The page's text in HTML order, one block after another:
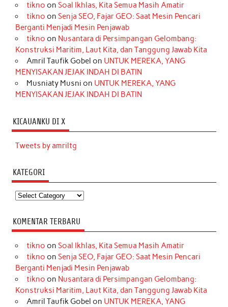
tikno on Soal Ikhlas, Kita Semua Masih Amatir
tikno on Senja SEO, Fajar GEO: Saat Mesin Pencari
Berganti Menjadi Mesin Penjawab
tikno on Nusantara di Persimpangan Gelombang:
Konstruksi Maritim, Laut Kita, dan Tanggung Jawab Kita
Amril Taufik Gobel on UNTUK MEREKA, YANG
MENYISAKAN JEJAK INDAH DI BATIN
Musniaty Musni on UNTUK MEREKA, YANG
MENYISAKAN JEJAK INDAH DI BATIN
KICAUANKU DI X
Tweets by amriltg
KATEGORI
Kategori
KOMENTAR TERBARU
tikno on Soal Ikhlas, Kita Semua Masih Amatir
tikno on Senja SEO, Fajar GEO: Saat Mesin Pencari
Berganti Menjadi Mesin Penjawab
tikno on Nusantara di Persimpangan Gelombang:
Konstruksi Maritim, Laut Kita, dan Tanggung Jawab Kita
Amril Taufik Gobel on UNTUK MEREKA, YANG